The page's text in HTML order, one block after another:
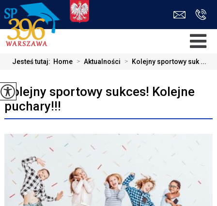
Jesteś tutaj: Home > Aktualności > Kolejny sportowy suk ...
Kolejny sportowy sukces! Kolejne
puchary!!!